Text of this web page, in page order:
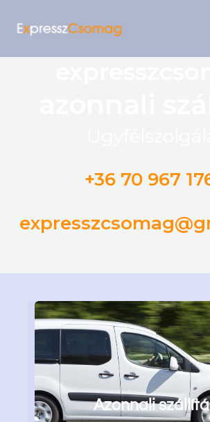
content
+36 70 967
Azonnali